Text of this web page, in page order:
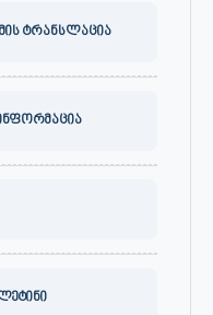
ტრანსლაცია